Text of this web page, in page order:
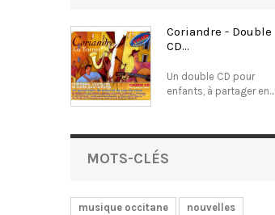
Coriandre - Double
CD...
Un double CD pour
enfants, à partager en...
MOTS-CLÉS
musique occitane
nouvelles